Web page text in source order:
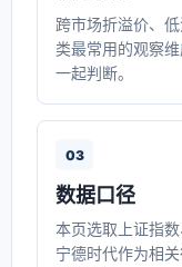
跨市场折溢价、
类最常用的观察
一起判断。
03
数据口径
本页选取上证指
宁德时代作为相